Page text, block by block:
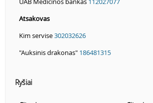
Atsakovas
Kim servise302032626
"Auksinis drakonas" 186481315
Ryšiai